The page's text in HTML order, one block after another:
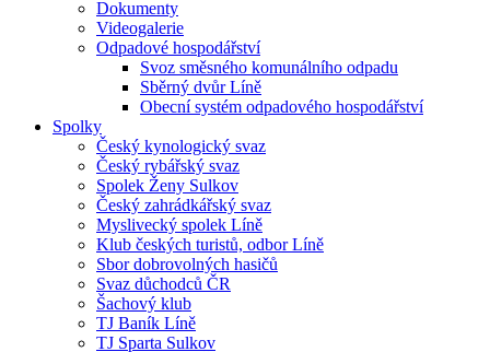
Dokumenty
Videogalerie
Odpadové hospodářství
Svoz směsného komunálního odpadu
Sběrný dvůr Líně
Obecní systém odpadového hospodářství
Spolky
Český kynologický svaz
Český rybářský svaz
Spolek Ženy Sulkov
Český zahrádkářský svaz
Myslivecký spolek Líně
Klub českých turistů, odbor Líně
Sbor dobrovolných hasičů
Svaz důchodců ČR
Šachový klub
TJ Baník Líně
TJ Sparta Sulkov